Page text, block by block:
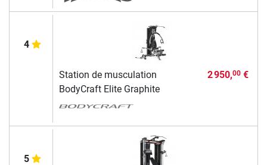
4
Station de musculation
BodyCraft Elite Graphite
2 950,00€
5